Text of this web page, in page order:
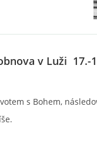
v Luži 17.-
s Bohem,